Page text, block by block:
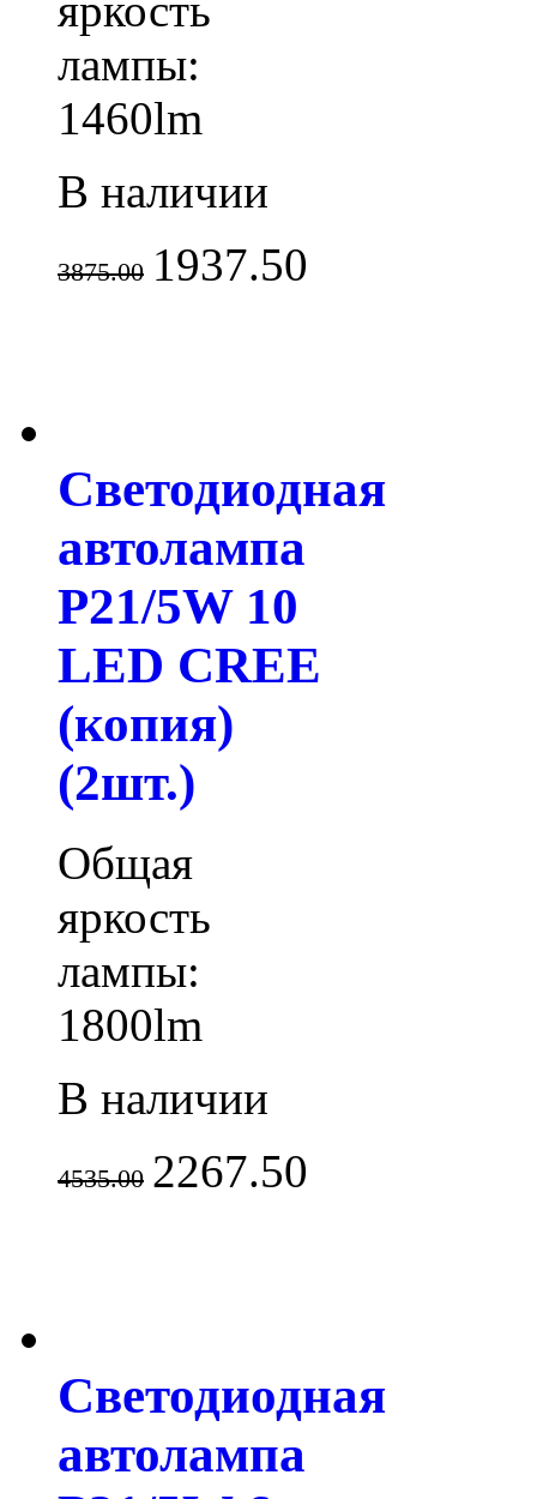
лампы:
1460lm
В наличии
3875.00 1937.50
Светодиодная
автолампа
P21/5W 10
LED CREE
(копия)
(2шт.)
Общая
яркость
лампы:
1800lm
В наличии
4535.00 2267.50
Светодиодная
автолампа